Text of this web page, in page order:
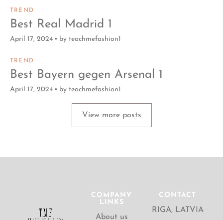
TREND
Best Real Madrid 1
April 17, 2024 by teachmefashion1
TREND
Best Bayern gegen Arsenal 1
April 17, 2024 by teachmefashion1
View more posts
COMPANY
LINKS
About us
CONTACT
RIGA, LATVIA